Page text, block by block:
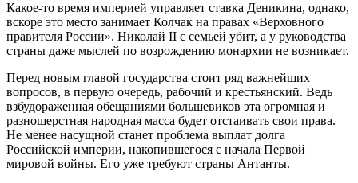
Какое-то время империей управляет ставка Деникина, однако,
вскоре это место занимает Колчак на правах «Верховного
правителя России». Николай II с семьей убит, а у руководства
страны даже мыслей по возрождению монархии не возникает.
Перед новым главой государства стоит ряд важнейших
вопросов, в первую очередь, рабочий и крестьянский. Ведь
взбудораженная обещаниями большевиков эта огромная и
разношерстная народная масса будет отстаивать свои права.
Не менее насущной станет проблема выплат долга
Российской империи, накопившегося с начала Первой
мировой войны. Его уже требуют страны Антанты.